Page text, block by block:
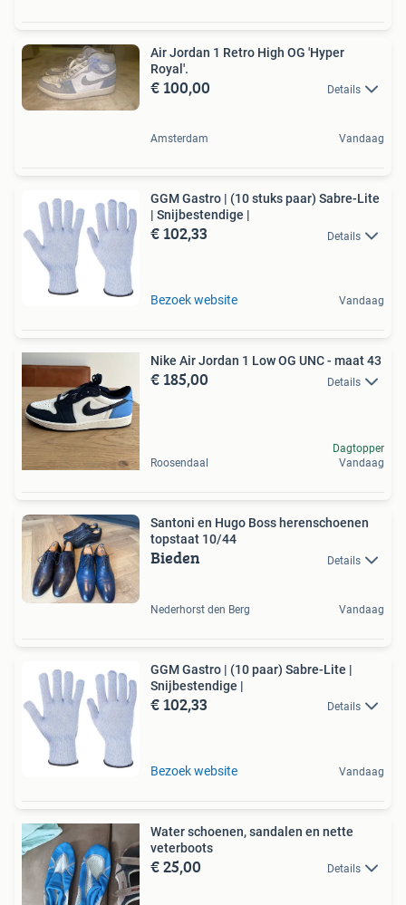
Air Jordan 1 Retro High OG 'Hyper
Royal'.
€ 100,00 Details
Amsterdam Vandaag
GGM Gastro | (10 stuks paar) Sabre-Lite
| Snijbestendige |
€ 102,33 Details
Bezoek website Vandaag
Nike Air Jordan 1 Low OG UNC - maat 43
€ 185,00 Details
Roosendaal
Dagtopper
Vandaag
Santoni en Hugo Boss herenschoenen
topstaat 10/44
Bieden Details
Nederhorst den Berg Vandaag
GGM Gastro | (10 paar) Sabre-Lite |
Snijbestendige |
€ 102,33 Details
Bezoek website Vandaag
Water schoenen, sandalen en nette
veterboots
€ 25,00 Details